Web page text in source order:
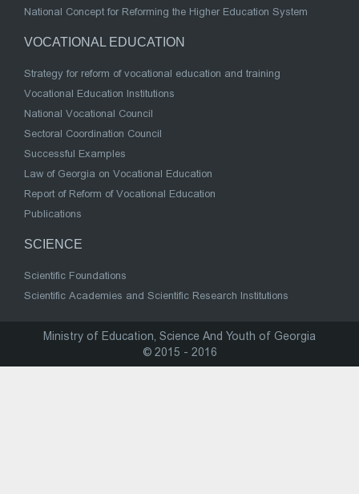
National Concept for Reforming the Higher Education System
VOCATIONAL EDUCATION
Strategy for reform of vocational education and training
Vocational Education Institutions
National Vocational Council
Sectoral Coordination Council
Successful Examples
Law of Georgia on Vocational Education
Report of Reform of Vocational Education
Publications
SCIENCE
Scientific Foundations
Scientific Academies and Scientific Research Institutions
Ministry of Education, Science And Youth of Georgia
© 2015 - 2016